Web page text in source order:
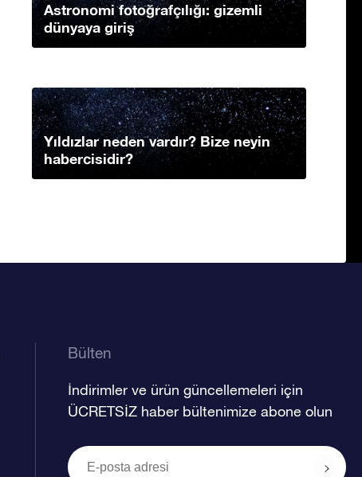
Astronomi fotoğrafçılığı: gizemli
dünyaya giriş
Yıldızlar neden vardır? Bize neyin
habercisidir?
Bülten
İndirimler ve ürün güncellemeleri için
ÜCRETSİZ haber bültenimize abone olun